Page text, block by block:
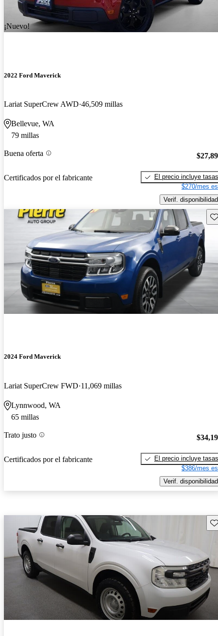
¡Nuevo!
2022 Ford Maverick
Lariat SuperCrew AWD 46,509 millas
Bellevue, WA
79 millas
Buena oferta
Certificados por el fabricante
El precio incluye tasas
$270/mes
Verif. disponibilidad
2024 Ford Maverick
Lariat SuperCrew FWD 11,069 millas
Lynnwood, WA
65 millas
Trato justo
Certificados por el fabricante
El precio incluye tasas
$386/mes
Verif. disponibilidad